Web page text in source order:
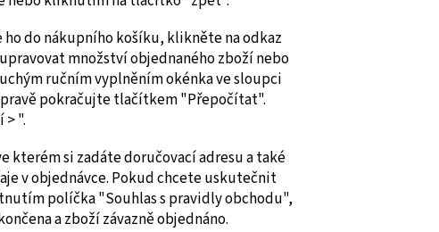
do nákupního košíku, klikněte na odkaz
množství objednaného zboží nebo
ručním vyplněním okénka ve sloupci
pokračujte tlačítkem "Přepočítat".
".
kterém si zadáte doručovací adresu a také
v objednávce. Pokud chcete uskutečnit
políčka "Souhlas s pravidly obchodu",
a zboží závazně objednáno.